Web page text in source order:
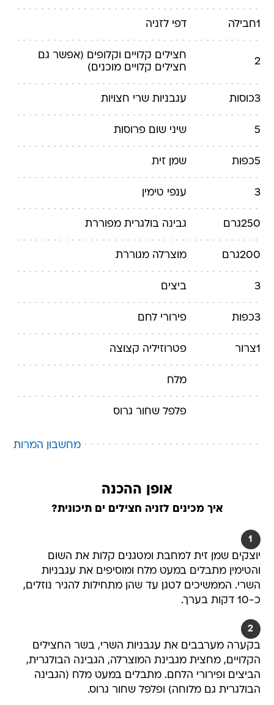
1חבילה דפי לזניה
2
חצילים קלויים וקלופים (אפשר גם
חצילים קלויים מוכנים)
3כוסות עגבניות שרי חצויות
5 שיני שום פרוסות
5כפות שמן זית
3 ענפי טימין
250גרם גבינה בולגרית מפוררת
200גרם מוצרלה מגוררת
3 ביצים
3כפות פירורי לחם
1צרור פטרוזיליה קצוצה
מלח
פלפל שחור גרוס
מחשבון המרות
אופן ההכנה
איך מכינים לזניה חצילים ים תיכונית?
1
יוצקים שמן זית למחבת ומטגנים קלות את השום
והטימין מתבלים במעט מלח ומוסיפים את עגבניות
השרי. הממשיכים לטגן עד שהן מתחילות להגיר נוזלים,
כ-10 דקות בערך.
2
בקערה מערבבים את עגבניות השרי, בשר החצילים
הקלויים, מחצית מגבינת המוצרלה, הגבינה הבולגרית,
הביצים ופירורי הלחם. מתבלים במעט מלח (הגבינה
הבולגרית גם מלוחה) ופלפל שחור גרוס.